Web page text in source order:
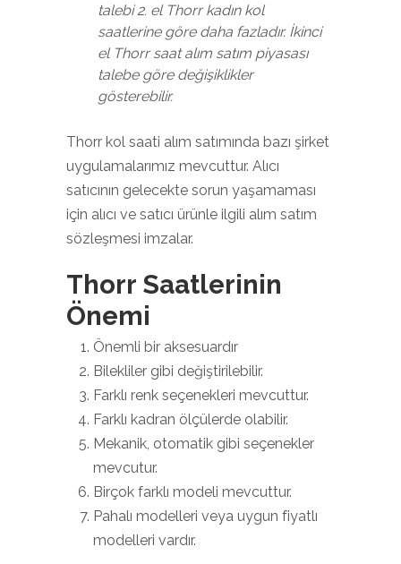
talebi 2. el Thorr kadın kol
saatlerine göre daha fazladır. İkinci
el Thorr saat alım satım piyasası
talebe göre değişiklikler
gösterebilir.
Thorr kol saati alım satımında bazı şirket
uygulamalarımız mevcuttur. Alıcı
satıcının gelecekte sorun yaşamaması
için alıcı ve satıcı ürünle ilgili alım satım
sözleşmesi imzalar.
Thorr Saatlerinin
Önemi
Önemli bir aksesuardır
Bilekliler gibi değiştirilebilir.
Farklı renk seçenekleri mevcuttur.
Farklı kadran ölçülerde olabilir.
Mekanik, otomatik gibi seçenekler
mevcutur.
Birçok farklı modeli mevcuttur.
Pahalı modelleri veya uygun fiyatlı
modelleri vardır.